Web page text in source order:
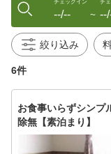
チェックイン
--/-- 〜
チ
絞り込み
6件
お食事いらずシンプ
除無【素泊まり】